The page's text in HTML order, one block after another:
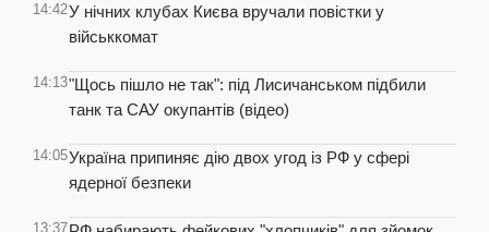
14:42У нічних клубах Києва вручали повістки у
військкомат
14:13"Щось пішло не так": під Лисичанськом підбили
танк та САУ окупантів (відео)
14:05Україна припиняє дію двох угод із РФ у сфері
ядерної безпеки
13:37